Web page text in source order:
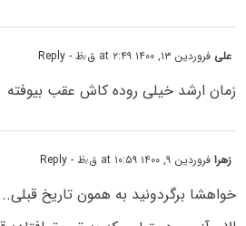
علی فروردین ۱۳, ۱۴۰۰ at ۲:۴۹ ق٫ظ - Reply
زمان ارشد خیلی روده کاش عقب بیوفته
زهرافروردین ۹, ۱۴۰۰ at ۱۰:۵۹ ق٫ظ - Reply
خواهشا برگردونید به همون تاریخ قبلی..